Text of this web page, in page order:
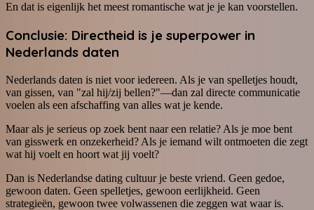
En dat is eigenlijk het meest romantische wat je je kan voorstellen.
Conclusie: Directheid is je superpower in
Nederlands daten
Nederlands daten is niet voor iedereen. Als je van spelletjes houdt,
van gissen, van "zal hij/zij bellen?"—dan zal directe communicatie
voelen als een afschaffing van alles wat je kende.
Maar als je serieus op zoek bent naar een relatie? Als je moe bent
van gisswerk en onzekerheid? Als je iemand wilt ontmoeten die zegt
wat hij voelt en hoort wat jij voelt?
Dan is Nederlandse dating cultuur je beste vriend. Geen gedoe,
gewoon daten. Geen spelletjes, gewoon eerlijkheid. Geen
strategieën, gewoon twee volwassenen die zeggen wat waar is.